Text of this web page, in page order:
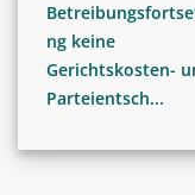
ng keine
Gerichtskosten-
Parteientsch...